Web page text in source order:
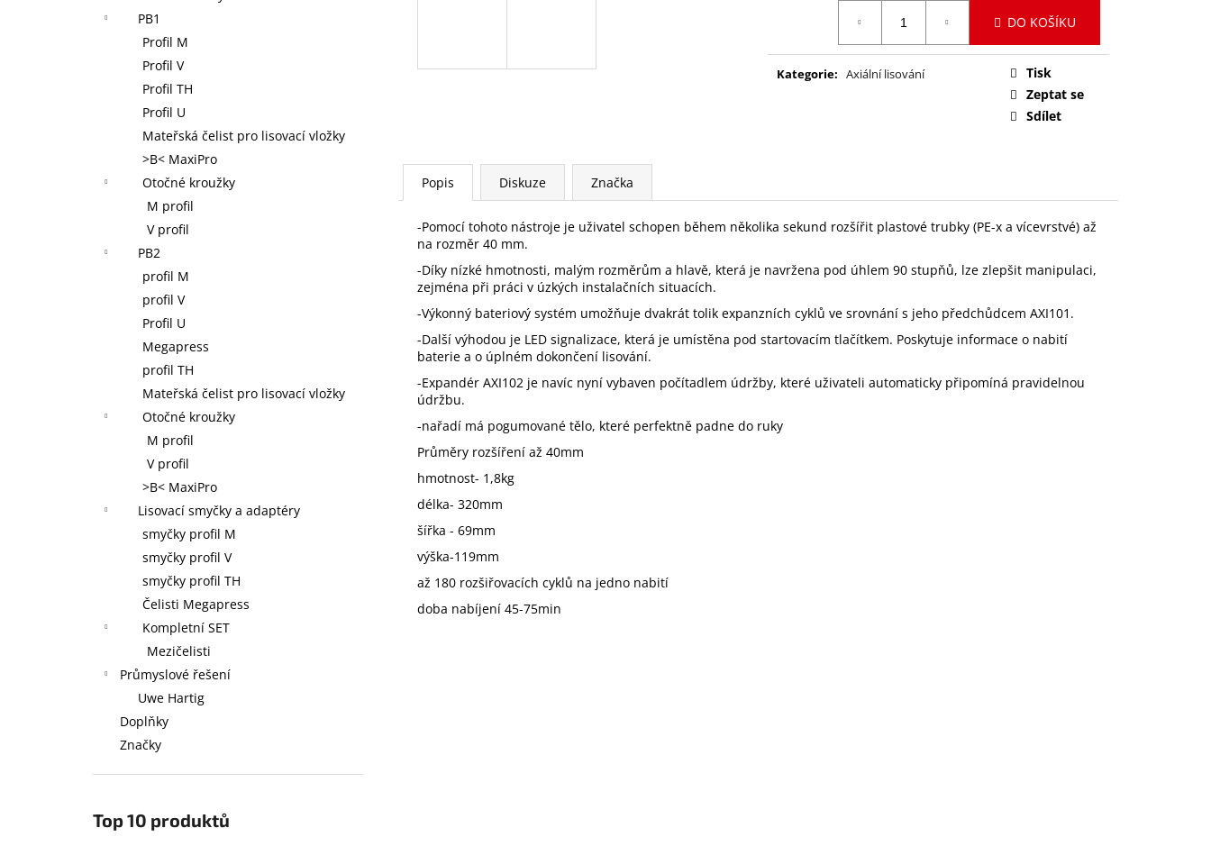
PB1
Profil M
Profil V
Profil TH
Profil U
Mateřská čelist pro lisovací vložky
>B< MaxiPro
Otočné kroužky
M profil
V profil
PB2
profil M
profil V
Profil U
Megapress
profil TH
Mateřská čelist pro lisovací vložky
Otočné kroužky
M profil
V profil
>B< MaxiPro
Lisovací smyčky a adaptéry
smyčky profil M
smyčky profil V
smyčky profil TH
Čelisti Megapress
Kompletní SET
Mezičelisti
Průmyslové řešení
Uwe Hartig
Doplňky
Značky
Top 10 produktů
DO KOŠÍKU
Kategorie: Axiální lisování
Tisk
Zeptat se
Sdílet
Popis Diskuze Značka
-Pomocí tohoto nástroje je uživatel schopen během několika sekund rozšířit plastové trubky (PE-x a vícevrstvé) až
na rozměr 40 mm.
-Díky nízké hmotnosti, malým rozměrům a hlavě, která je navržena pod úhlem 90 stupňů, lze zlepšit manipulaci,
zejména při práci v úzkých instalačních situacích.
-Výkonný bateriový systém umožňuje dvakrát tolik expanzních cyklů ve srovnání s jeho předchůdcem AXI101.
-Další výhodou je LED signalizace, která je umístěna pod startovacím tlačítkem. Poskytuje informace o nabití
baterie a o úplném dokončení lisování.
-Expandér AXI102 je navíc nyní vybaven počítadlem údržby, které uživateli automaticky připomíná pravidelnou
údržbu.
-nařadí má pogumované tělo, které perfektně padne do ruky
Průměry rozšíření až 40mm
hmotnost- 1,8kg
délka- 320mm
šířka - 69mm
výška-119mm
až 180 rozšiřovacích cyklů na jedno nabití
doba nabíjení 45-75min
NOVOPRESS 32 AKU RADIÁLNÍ LIS 12-
110 MM, 32 KN, 18 V, AKUMULÁTOR 2,0
AH, NABÍJEČKA, KUFR
38 400 Kč